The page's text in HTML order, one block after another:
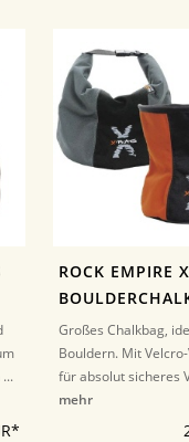
ROCK EMPIRE
Großes Chalkbag,
Bouldern. Mit
für absolut sicheres
mehr